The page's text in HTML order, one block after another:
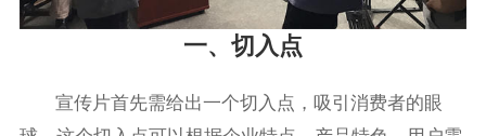
一、切入点
宣传片首先需给出一个切入点，吸引消费者的眼